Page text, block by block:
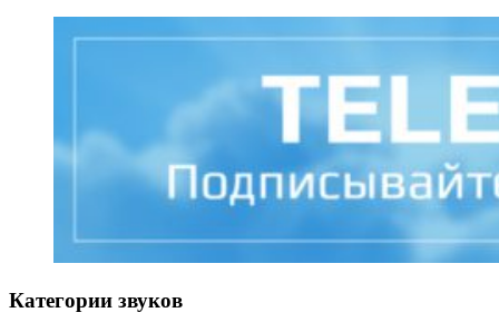
Категории звуков